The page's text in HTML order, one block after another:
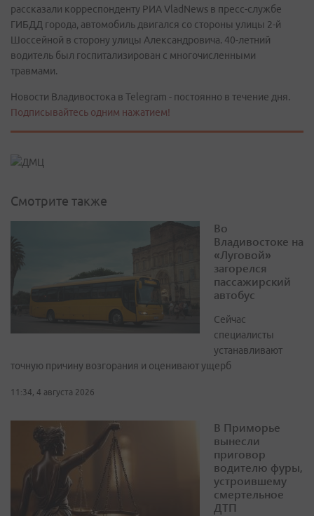
рассказали корреспонденту РИА VladNews в пресс-службе
ГИБДД города, автомобиль двигался со стороны улицы 2-й
Шоссейной в сторону улицы Александровича. 40-летний
водитель был госпитализирован с многочисленными
травмами.
Новости Владивостока в Telegram - постоянно в течение дня.
Подписывайтесь одним нажатием!
Смотрите также
Во
Владивостоке на
«Луговой»
загорелся
пассажирский
автобус
Сейчас
специалисты
устанавливают
точную причину возгорания и оценивают ущерб
11:34, 4 августа 2026
В Приморье
вынесли
приговор
водителю фуры,
устроившему
смертельное
ДТП